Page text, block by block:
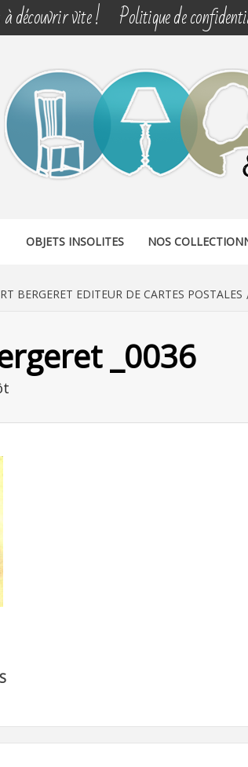
découvrir vite ! Politique de
&
OBJETS INSOLITES NOS
BERGERET EDITEUR DE CARTES POSTALES
_0036